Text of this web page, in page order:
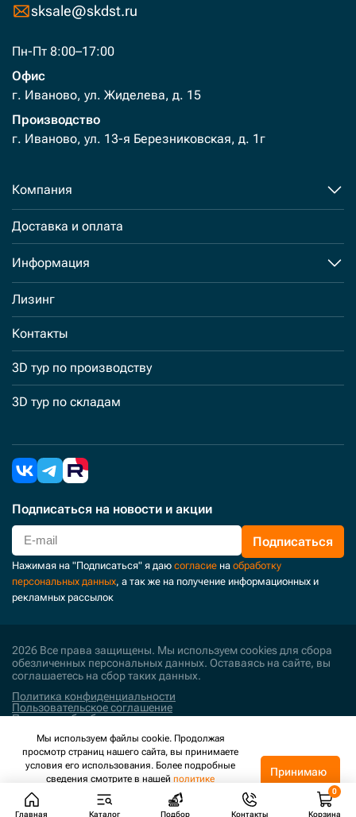
sksale@skdst.ru
Пн-Пт 8:00–17:00
Офис
г. Иваново, ул. Жиделева, д. 15
Производство
г. Иваново, ул. 13-я Березниковская, д. 1г
Компания
Доставка и оплата
Информация
Лизинг
Контакты
3D тур по производству
3D тур по складам
Подписаться на новости и акции
Подписаться
Нажимая на "Подписаться" я даю согласие на обработку
персональных данных, а так же на получение информационных и
рекламных рассылок
2026 Все права защищены. Мы используем cookies для сбора
обезличенных персональных данных. Оставаясь на сайте, вы
соглашаетесь на сбор таких данных.
Политика конфиденциальности
Пользовательское соглашение
Политика обработки персональных данных
Поддержка и развитие
Главная Каталог Подбор Контакты Корзина
Мы используем файлы cookie. Продолжая
просмотр страниц нашего сайта, вы принимаете
условия его использования. Более подробные
сведения смотрите в нашей политике
конфиденциальности.
Принимаю